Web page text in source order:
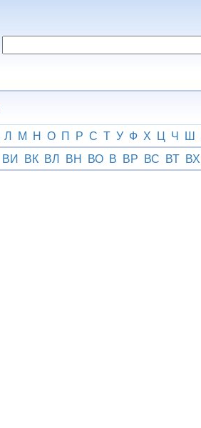
Л М Н О П Р С Т У Ф Х Ц Ч Ш
ВИ ВК ВЛ ВН ВО В ВР ВС ВТ ВХ